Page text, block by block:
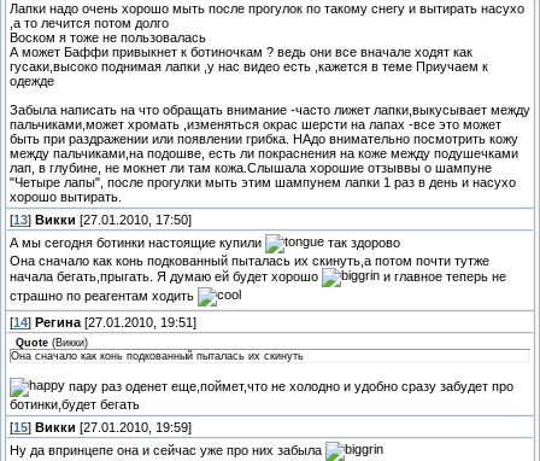
Лапки надо очень хорошо мыть после прогулок по такому снегу и вытирать насухо
,а то лечится потом долго
Воском я тоже не пользовалась
А может Баффи привыкнет к ботиночкам ? ведь они все вначале ходят как
гусаки,высоко поднимая лапки ,у нас видео есть ,кажется в теме Приучаем к
одежде
Забыла написать на что обращать внимание -часто лижет лапки,выкусывает между
пальчиками,может хромать ,изменяться окрас шерсти на лапах -все это может
быть при раздражении или появлении грибка. НАдо внимательно посмотрить кожу
между пальчиками,на подошве, есть ли покраснения на коже между подушечками
лап, в глубине, не мокнет ли там кожа.Слышала хорошие отзыввы о шампуне
"Четыре лапы", после прогулки мыть этим шампунем лапки 1 раз в день и насухо
хорошо вытирать.
[13] Викки [27.01.2010, 17:50]
А мы сегодня ботинки настоящие купили
так здорово
Она сначало как конь подкованный пыталась их скинуть,а потом почти тутже
начала бегать,прыгать. Я думаю ей будет хорошо
и главное теперь не
страшно по реагентам ходить
[14] Регина [27.01.2010, 19:51]
Quote (Викки)
Она сначало как конь подкованный пыталась их скинуть
пару раз оденет еще,поймет,что не холодно и удобно сразу забудет про
ботинки,будет бегать
[15] Викки [27.01.2010, 19:59]
Ну да впринцепе она и сейчас уже про них забыла